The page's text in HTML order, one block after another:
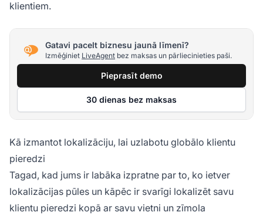
klientiem.
Gatavi pacelt biznesu jaunā līmenī?
Izmēģiniet LiveAgent bez maksas un pārliecinieties paši.
Pieprasīt demo
30 dienas bez maksas
Kā izmantot lokalizāciju, lai uzlabotu globālo klientu
pieredzi
Tagad, kad jums ir labāka izpratne par to, ko ietver
lokalizācijas pūles un kāpēc ir svarīgi lokalizēt savu
klientu pieredzi kopā ar savu vietni un zīmola